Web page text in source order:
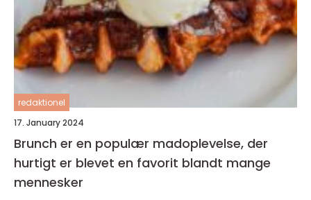
redaktionel
17. January 2024
Brunch er en populær madoplevelse, der
hurtigt er blevet en favorit blandt mange
mennesker